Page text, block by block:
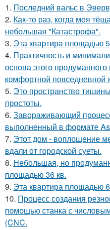
1. Последний вальс в
2. Как-то раз, когда моя
небольшая "Катастрофа".
3. Эта квартира площадью
4. Практичность и
основа этого
комфортной повседневной
5. Это пространство
простоты.
6. Завораживающий
выполненный в формате
7. Этот дом - воплощение
вдали от городской суеты.
8. Небольшая, но
площадью 36 кв.
9. Эта квартира площадью
10. Процесс создания
помощью станка с
(CNC.